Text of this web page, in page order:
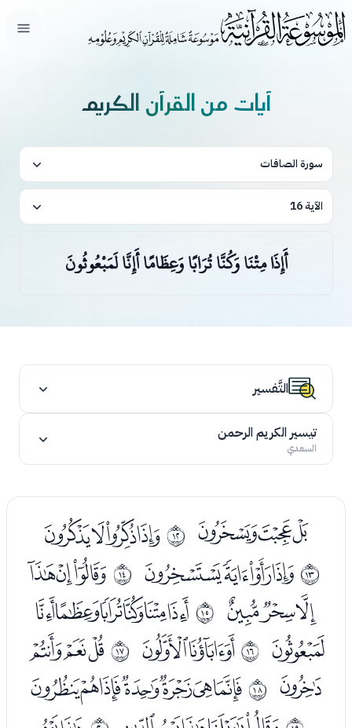
فتح
آيات من القرآن الكريم
سورة الصافات
الآية 16
أَإِذَا مِتْنَا وَكُنَّا تُرَابًا وَعِظَامًا أَإِنَّا لَمَبْعُوثُونَ
التَّفسير
تيسير الكريم الرحمن
السعدي
ﮙﮚﮛ ﰋﮝﮞﮟﮠ
ﰌﮢﮣﮤﮥ ﰍﮧﮨﮩ
ﮪﮫﮬ ﰎﮮﮯﮰﮱﯓﯔ
ﯕ ﰏﯗﯘ ﰐﯚﯛﯜ
ﯝ ﰑﯟﯠﯡﯢﯣﯤﯥ